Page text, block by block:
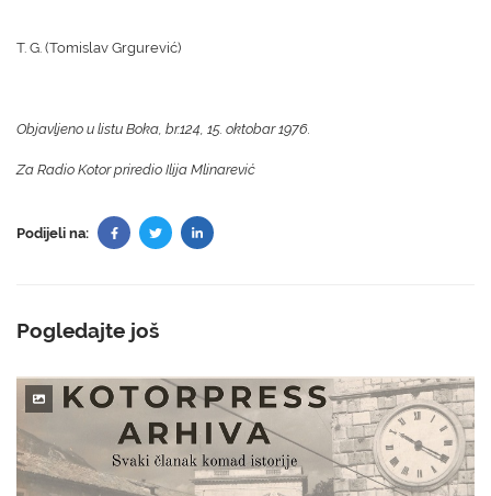
T. G. (Tomislav Grgurević)
Objavljeno u listu Boka, br.124, 15. oktobar 1976.
Za Radio Kotor priredio Ilija Mlinarević
Podijeli na:
Pogledajte još